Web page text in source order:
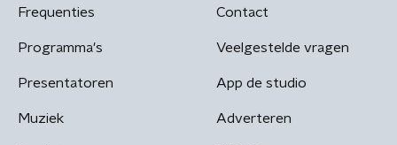
Frequenties
Programma's
Presentatoren
Muziek
Contact
Veelgestelde vragen
App de studio
Adverteren